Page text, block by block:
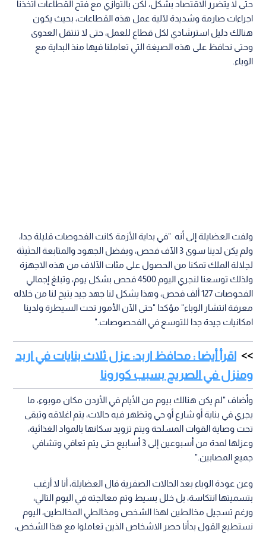
حتى لا يتضرر الاقتصاد بشكل، لكن بالتوازي مع فتح القطاعات اتخذنا
اجراءات صارمة وشديدة لآلية عمل هذه القطاعات، بحيث يكون
هنالك دليل استرشادي لكل قطاع للعمل، حتى لا تنتقل العدوى
وحتى نحافظ على هذه الصيغة التي تعاملنا فيها منذ البداية مع
الوباء.
ولفت العضايلة إلى أنه "في بداية الأزمة كانت الفحوصات قليلة جدا،
ولم يكن لدينا سوى 3 الآف فحص، وبفضل الجهود والمتابعة الحثيثة
لجلالة الملك تمكنا من الحصول على مئات الآلاف من هذه الاجهزة
ولذلك توسعنا لنجري اليوم 4500 فحص بشكل يوم، وتبلغ إجمالي
الفحوصات 127 ألف فحص، وهذا يشكل لنا جهد جيد يتيح لنا من خلاله
معرفة انتشار الوباء" مؤكدا "حتى الآن الأمور تحت السيطرة ولدينا
امكانيات جيدة جدا للتوسع في الفحصوصات."
اقرأ أيضا : محافظ اربد: عزل ثلاث بنايات في اربد
ومنزل في الصريح بسبب كورونا
وأضاف "لم يكن هنالك بيوم من الأيام في الأردن مكان موبوء، ما
يجري في بناية أو شارع أو حي وتظهر فيه حالات، يتم اغلاقه وتبقى
تحت وصاية القوات المسلحة ويتم تزويد سكانها بالمواد الغذائية،
وعزلها لمدة من أسبوعين إلى 3 أسابيع حتى يتم تعافي وتشافي
جميع المصابين."
وعن عودة الوباء بعد الحالات الصفرية قال العضايلة، أنا لا أرغب
بتسميتها انتكاسة، بل خلل بسيط وتم معالجته في اليوم التالي،
ورغم تسجيل مخالطين لهذا الشخص ومخالطي المخالطين، اليوم
نستطيع القول بدأنا حصر الاشخاص الذين تعاملوا مع هذا الشخص،